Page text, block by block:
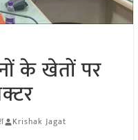
के खेतों पर
Krishak Jagat